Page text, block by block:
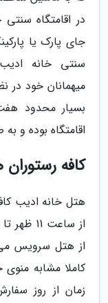
در اقامتگاه
جای پارک یا
سنتی خانه
میهمانان خود در
بسیار محدود
اقامتگاه بوده و
کافه
هتل خانه ادیب
از هتل سرویس
کاملا مشابه
زمان از روز